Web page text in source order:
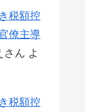
税額控
僚主導
さん よ
税額控